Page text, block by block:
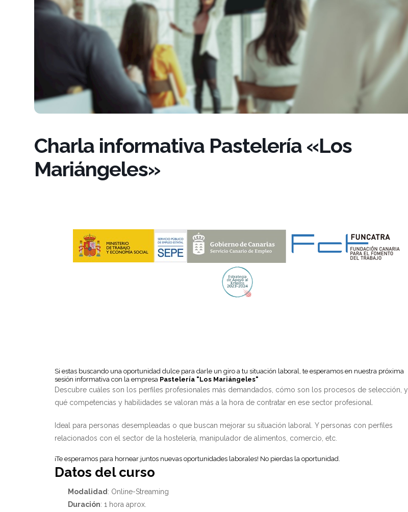
Charla informativa Pastelería «Los
Mariángeles»
Si estas buscando una oportunidad dulce para darle un giro a tu situación laboral, te esperamos en nuestra próxima
sesión informativa con la empresa Pastelería "Los Mariángeles"
Descubre cuáles son los perfiles profesionales más demandados, cómo son los procesos de selección, y
qué competencias y habilidades se valoran más a la hora de contratar en ese sector profesional.
Ideal para personas desempleadas o que buscan mejorar su situación laboral. Y personas con perfiles
relacionados con el sector de la hostelería, manipulador de alimentos, comercio, etc.
¡Te esperamos para hornear juntos nuevas oportunidades laborales! No pierdas la oportunidad.
Datos del curso
Modalidad: Online-Streaming
Duración: 1 hora aprox.